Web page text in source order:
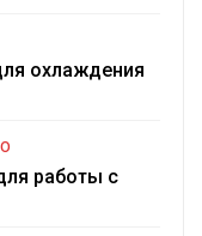
охлаждения
работы с